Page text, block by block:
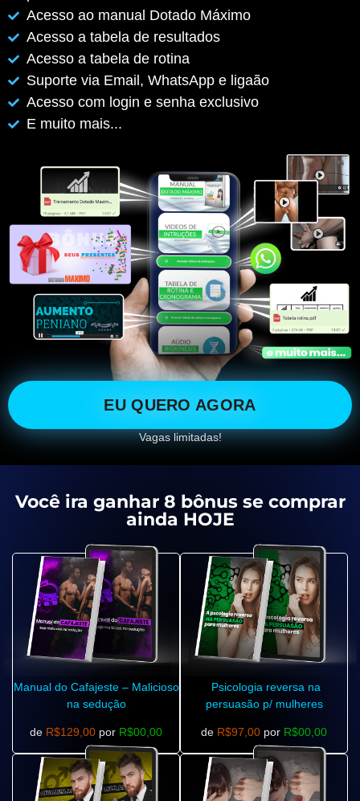
Acesso ao manual Dotado Máximo
Acesso a tabela de resultados
Acesso a tabela de rotina
Suporte via Email, WhatsApp e ligaão
Acesso com login e senha exclusivo
E muito mais...
EU QUERO AGORA
Vagas limitadas!
Você ira ganhar 8 bônus se comprar
ainda HOJE
Manual do Cafajeste – Malicioso
na sedução
de R$129,00 por R$00,00
Psicologia reversa na
persuasão p/ mulheres
de R$97,00 por R$00,00